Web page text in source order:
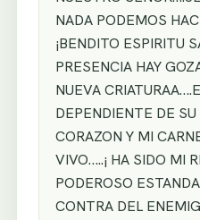
NADA PODEMOS
¡BENDITO ESPIRITU
PRESENCIA HAY
NUEVA
DEPENDIENTE DE
CORAZON Y MI
VIVO…..¡ HA SIDO MI
PODEROSO
CONTRA DEL